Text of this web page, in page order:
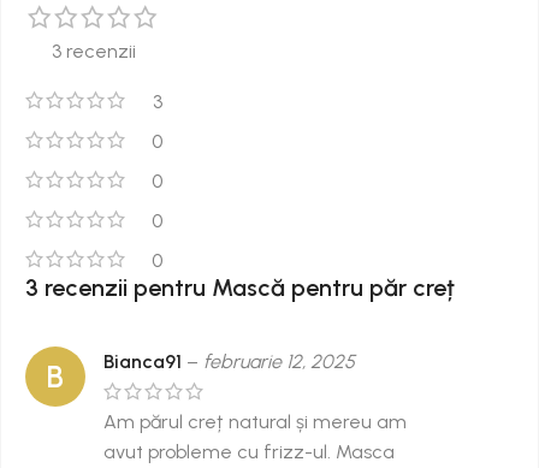
3 recenzii
3
0
0
0
0
3 recenzii pentru Mască pentru păr creț
B Bianca91 – februarie 12, 2025
Am părul creț natural și mereu am
avut probleme cu frizz-ul. Masca